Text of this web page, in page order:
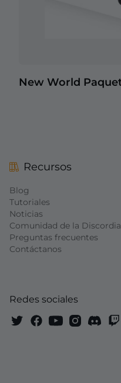
Recursos
Blog
Tutoriales
Noticias
Comunidad de la Discordia
Preguntas frecuentes
Contáctanos
Redes sociales